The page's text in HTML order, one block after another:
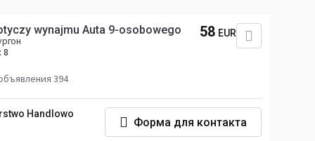
wynajmu Auta 9-osobowego
8
394
58 EUR
Handlowo
Форма для контакта